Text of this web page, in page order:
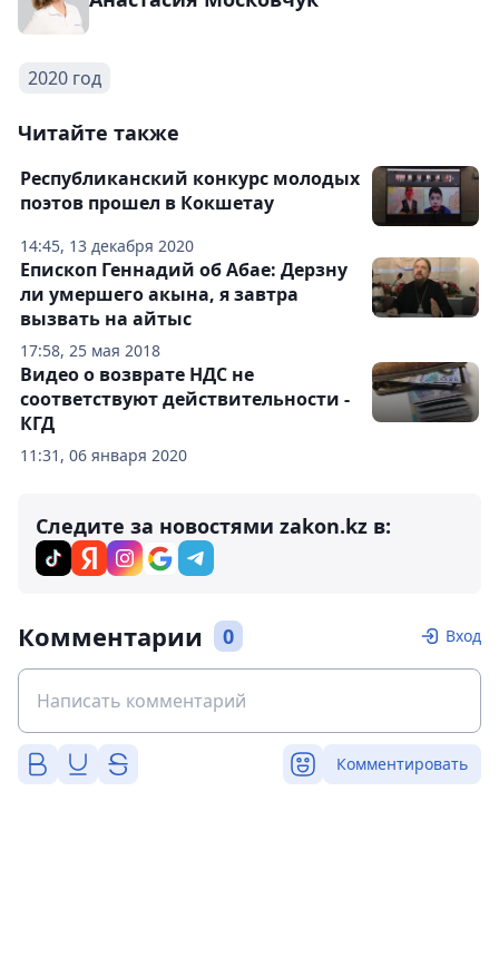
2020 год
Читайте также
14:45, 13 декабря 2020
Республиканский конкурс молодых
поэтов прошел в Кокшетау
17:58, 25 мая 2018
Епископ Геннадий об Абае: Дерзну
ли умершего акына, я завтра
вызвать на айтыс
11:31, 06 января 2020
Видео о возврате НДС не
соответствуют действительности -
КГД
Следите за новостями zakon.kz в:
Комментарии 0 Вход
Комментировать